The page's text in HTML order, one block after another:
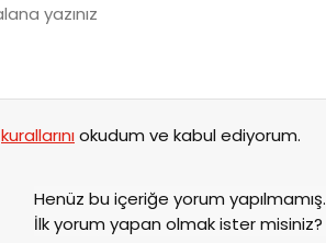
kurallarınıokudum ve kabul ediyorum.
Henüz bu içeriğe yorum yapılmamış.
İlk yorum yapan olmak ister misiniz?